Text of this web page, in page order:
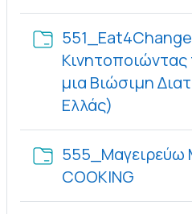
μια Βιώσιμη
Eλλάς)
555_Μαγειρεύω
COOKING